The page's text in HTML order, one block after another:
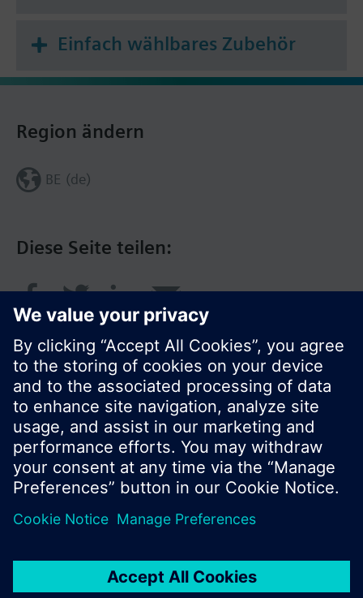
Einfach wählbares Zubehör
Diese Seite teilen:
Region ändern
BE (de)
© Siemens Schweiz AG 2017
Produktangebot und Preise können pro Land